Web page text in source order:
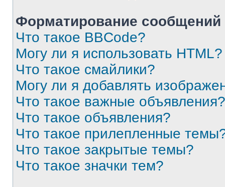
Форматирование
Что такое BBCode?
Могу ли я использовать HTML?
Что такое смайлики?
Могу ли я добавлять
Что такое важные объявления?
Что такое объявления?
Что такое прилепленные
Что такое закрытые темы?
Что такое значки тем?